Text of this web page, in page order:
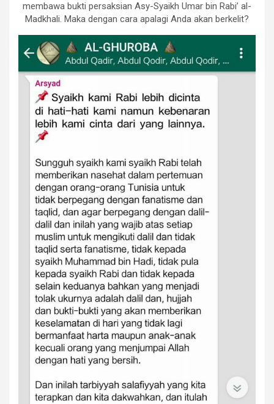
membawa bukti persaksian Asy-Syaikh Umar bin Rabi’ al-
Madkhali. Maka dengan cara apalagi Anda akan berkelit?